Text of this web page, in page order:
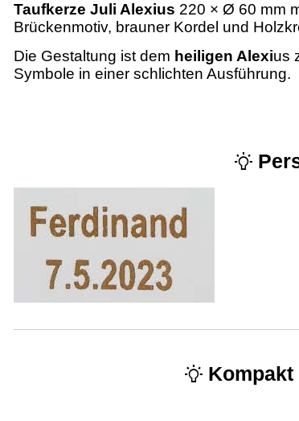
Taufkerze Juli Alexius 220 × Ø 60 mm
Brückenmotiv, brauner Kordel und
Die Gestaltung ist dem heiligen Alexius
Symbole in einer schlichten Ausführung.
Kompakt